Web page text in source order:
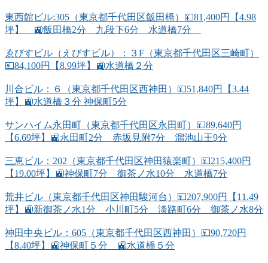
東西館ビル:305（東京都千代田区飯田橋）💴81,400円【4.98
坪】 🚉飯田橋2分 九段下6分 水道橋7分
ゑびすビル（えびすビル）：３F（東京都千代田区三崎町）
💴84,100円【8.99坪】🚉水道橋２分
川合ビル：６（東京都千代田区西神田）💴51,840円【3.44
坪】🚉水道橋３分 神保町5分
サンハイム永田町（東京都千代田区永田町）💴89,640円
【6.69坪】🚉永田町2分 赤坂見附7分 溜池山王9分
三恵ビル：202（東京都千代田区神田猿楽町）💴215,400円
【19.00坪】🚉神保町7分 御茶ノ水10分 水道橋7分
荒井ビル（東京都千代田区神田駿河台）💴207,900円【11.49
坪】🚉新御茶ノ水1分 小川町5分 淡路町6分 御茶ノ水8分
神田中央ビル：605（東京都千代田区西神田）💴90,720円
【8.40坪】🚉神保町５分 🚉水道橋５分